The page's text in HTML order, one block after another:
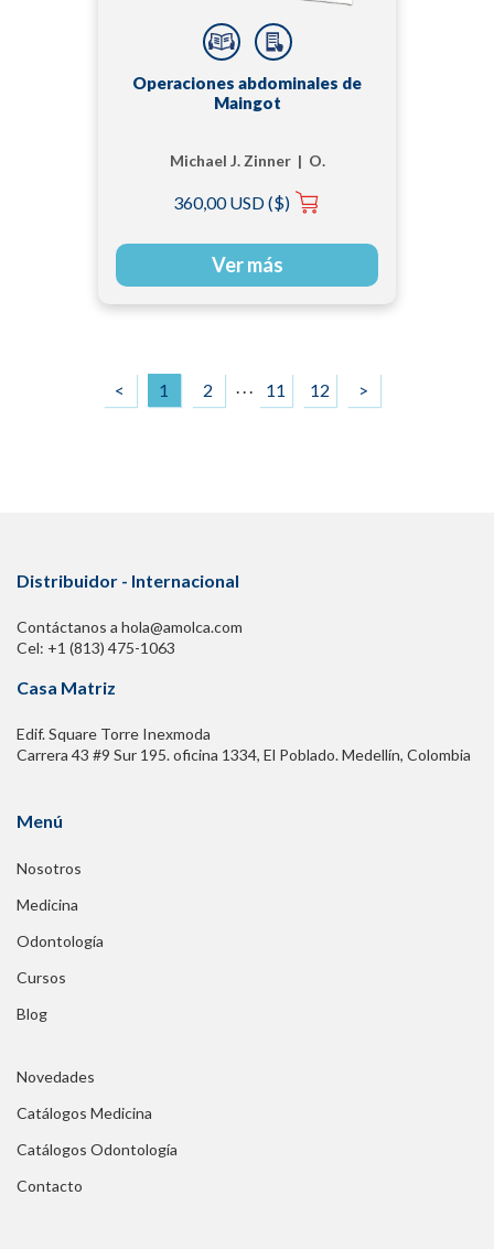
Operaciones abdominales de
Maingot
Michael J. Zinner | O.
Ashley
360,00 USD ($)
Ver más
< 1 2 . . . 11 12 >
Distribuidor - Internacional
Contáctanos a hola@amolca.com
Cel: +1 (813) 475-1063
Casa Matriz
Edif. Square Torre Inexmoda
Carrera 43 #9 Sur 195. oficina 1334, El Poblado. Medellín, Colombia
Menú
Nosotros
Medicina
Odontología
Cursos
Blog
Novedades
Catálogos Medicina
Catálogos Odontología
Contacto